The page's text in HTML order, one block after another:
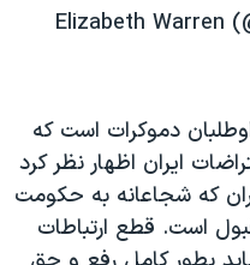
دموکرات است که
ایران اظهار نظر کرد
که شجاعانه به حکومت
است. قطع ارتباطات